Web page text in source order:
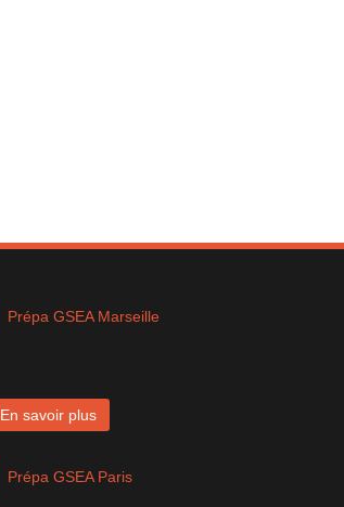
Prépa GSEA Marseille
En savoir plus
Prépa GSEA Paris